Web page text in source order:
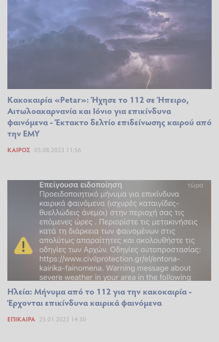
Κακοκαιρία «Petar»: Ήχησε το 112 σε Ήπειρο,
Αιτωλοακαρνανία και Ιόνιο για επικίνδυνα
φαινόμενα - Έκτακτο δελτίο επιδείνωσης καιρού από
την ΕΜΥ
ΚΑΙΡΌΣ 05.08.2023 11:56
Ηλεία: Μήνυμα από το 112 για την κακοκαιρία -
Έρχονται επικίνδυνα καιρικά φαινόμενα
ΕΠΊΚΑΙΡΑ 25.01.2023 14:30